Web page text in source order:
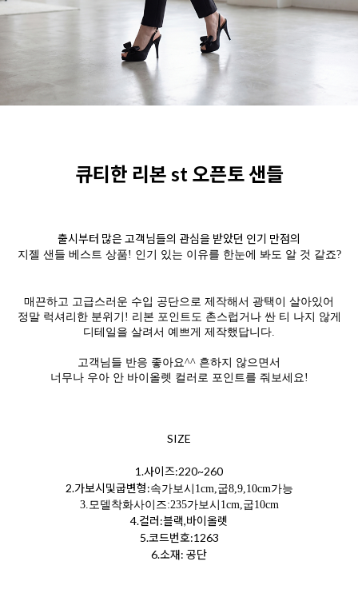
큐티한 리본 st 오픈토 샌들
출시부터 많은 고객님들의 관심을 받았던 인기 만점의
지젤 샌들 베스트 상품! 인기 있는 이유를 한눈에 봐도 알 것 같죠?
매끈하고 고급스러운 수입 공단으로 제작해서 광택이 살아있어
정말 럭셔리한 분위기! 리본 포인트도 촌스럽거나 싼 티 나지 않게
디테일을 살려서 예쁘게 제작했답니다.
고객님들 반응 좋아요^^ 흔하지 않으면서
너무나 우아 안 바이올렛 컬러로 포인트를 줘보세요!
SIZE
1.사이즈:220~260
2.가보시및굽변형:속가보시1cm,굽8,9,10cm가능
3.모델착화사이즈:235가보시1cm,굽10cm
4.컬러:블랙,바이올렛
5.코드번호:1263
6.소재: 공단